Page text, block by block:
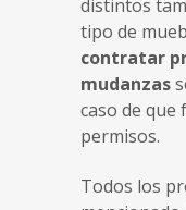
distintos
tipo de
contratar
mudanzas
caso de que
permisos.
Todos los